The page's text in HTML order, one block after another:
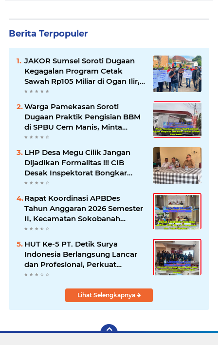
Berita Terpopuler
JAKOR Sumsel Soroti Dugaan
Kegagalan Program Cetak
Sawah Rp105 Miliar di Ogan Ilir,
Desak Kadis Pertanian Mundur
Warga Pamekasan Soroti
Dugaan Praktik Pengisian BBM
di SPBU Cem Manis, Minta
Klarifikasi dan Pengawasan
LHP Desa Megu Cilik Jangan
Dijadikan Formalitas !!! CIB
Desak Inspektorat Bongkar
Seluruh Fakta dan Hentikan
Dugaan Permainan Oknum
Rapat Koordinasi APBDes
Tahun Anggaran 2026 Semester
II, Kecamatan Sokobanah
Libatkan 12 Desa
HUT Ke-5 PT. Detik Surya
Indonesia Berlangsung Lancar
dan Profesional, Perkuat
Kompetensi Wartawan
Lihat Selengkapnya